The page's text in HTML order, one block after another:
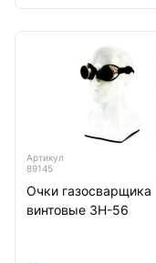
Артикул
89145
Очки газосварщика
винтовые 3Н-56